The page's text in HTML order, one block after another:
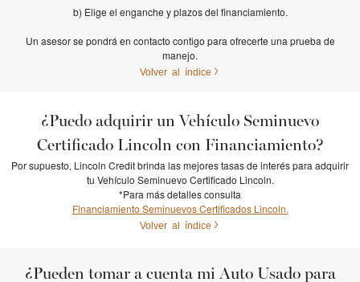
b) Elige el enganche y plazos del financiamiento.
Un asesor se pondrá en contacto contigo para ofrecerte una prueba de
manejo.
Volver al índice
¿Puedo adquirir un Vehículo Seminuevo
Certificado Lincoln con Financiamiento?
Por supuesto, Lincoln Credit brinda las mejores tasas de interés para adquirir
tu Vehículo Seminuevo Certificado Lincoln.
*Para más detalles consulta
Financiamiento Seminuevos Certificados Lincoln.
Volver al índice
¿Pueden tomar a cuenta mi Auto Usado para